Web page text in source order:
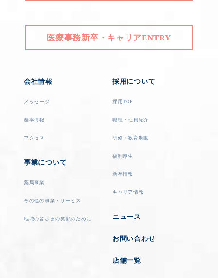
医療事務新卒・キャリアENTRY
会社情報
メッセージ
基本情報
アクセス
事業について
薬局事業
その他の事業・サービス
地域の皆さまの笑顔のために
採用について
採用TOP
職種・社員紹介
研修・教育制度
福利厚生
新卒情報
キャリア情報
ニュース
お問い合わせ
店舗一覧